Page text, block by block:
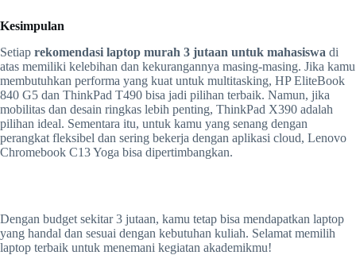
Kesimpulan
Setiap rekomendasi laptop murah 3 jutaan untuk mahasiswa di
atas memiliki kelebihan dan kekurangannya masing-masing. Jika kamu
membutuhkan performa yang kuat untuk multitasking, HP EliteBook
840 G5 dan ThinkPad T490 bisa jadi pilihan terbaik. Namun, jika
mobilitas dan desain ringkas lebih penting, ThinkPad X390 adalah
pilihan ideal. Sementara itu, untuk kamu yang senang dengan
perangkat fleksibel dan sering bekerja dengan aplikasi cloud, Lenovo
Chromebook C13 Yoga bisa dipertimbangkan.
Dengan budget sekitar 3 jutaan, kamu tetap bisa mendapatkan laptop
yang handal dan sesuai dengan kebutuhan kuliah. Selamat memilih
laptop terbaik untuk menemani kegiatan akademikmu!